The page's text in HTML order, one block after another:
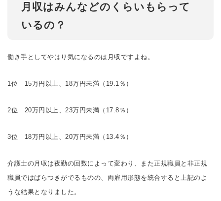
月収はみんなどのくらいもらって
いるの？
働き手としてやはり気になるのは月収ですよね。
1位 15万円以上、18万円未満（19.1％）
2位 20万円以上、23万円未満（17.8％）
3位 18万円以上、20万円未満（13.4％）
介護士の月収は夜勤の回数によって変わり、また正規職員と非正規
職員ではばらつきがでるものの、両雇用形態を統合すると上記のよ
うな結果となりました。